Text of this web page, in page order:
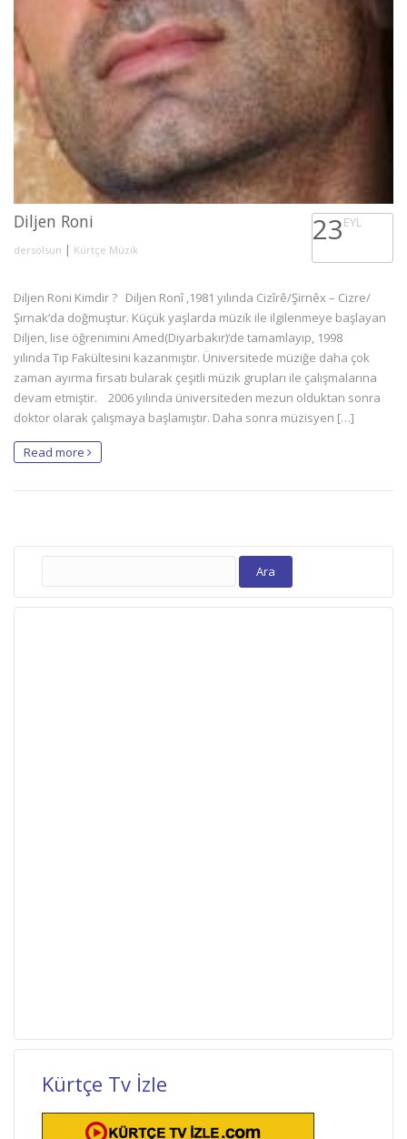
Diljen Roni
dersolsun | Kürtçe Müzik
23EYL
Diljen Roni Kimdir ? Diljen Ronî ,1981 yılında Cizîrê/Şirnêx – Cizre/
Şırnak‘da doğmuştur. Küçük yaşlarda müzik ile ilgilenmeye başlayan
Diljen, lise öğrenimini Amed(Diyarbakır)‘de tamamlayıp, 1998
yılında Tıp Fakültesini kazanmıştır. Üniversitede müziğe daha çok
zaman ayırma fırsatı bularak çeşitli müzik grupları ile çalışmalarına
devam etmiştir. 2006 yılında üniversiteden mezun olduktan sonra
doktor olarak çalışmaya başlamıştır. Daha sonra müzisyen […]
Read more
Arama:
Kürtçe Tv İzle